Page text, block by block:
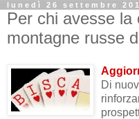
lunedì 26 settembre
Per chi avesse la
montagne russe
Di